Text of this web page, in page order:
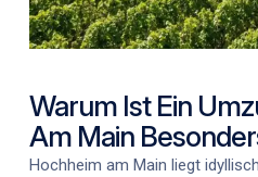
Warum Ist Ein
Am Main
Hochheim am Main liegt